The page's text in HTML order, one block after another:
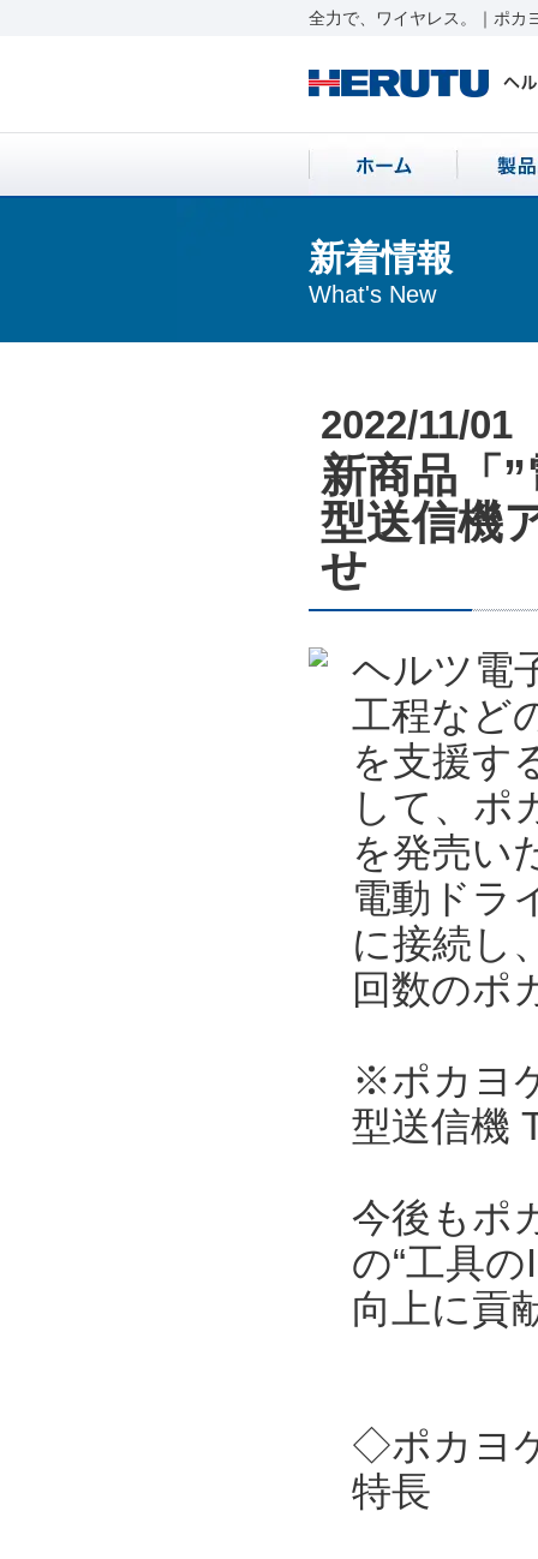
全力で、ワイヤレス。｜ポカ
新着情報
What's New
2022/11/01
新商品「
型送信機
せ
ヘルツ電
工程など
を支援す
して、ポ
を発売い
電動ドラ
に接続し
回数のポ
※ポカヨ
型送信機
今後もポ
の“工具
向上に貢
◇ポカヨ
特長